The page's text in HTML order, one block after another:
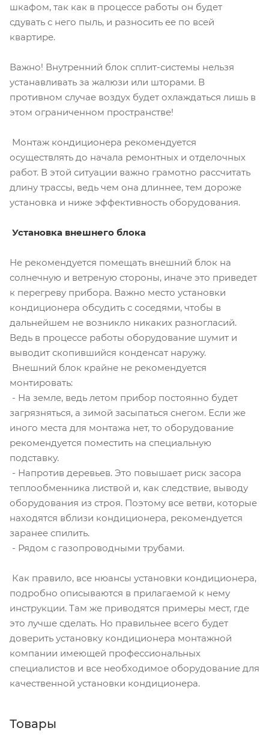
шкафом, так как в процессе работы он будет
сдувать с него пыль, и разносить ее по всей
квартире.
Важно! Внутренний блок сплит-системы нельзя
устанавливать за жалюзи или шторами. В
противном случае воздух будет охлаждаться лишь в
этом ограниченном пространстве!
Монтаж кондиционера рекомендуется
осуществлять до начала ремонтных и отделочных
работ. В этой ситуации важно грамотно рассчитать
длину трассы, ведь чем она длиннее, тем дороже
установка и ниже эффективность оборудования.
Установка внешнего блока
Не рекомендуется помещать внешний блок на
солнечную и ветреную стороны, иначе это приведет
к перегреву прибора. Важно место установки
кондиционера обсудить с соседями, чтобы в
дальнейшем не возникло никаких разногласий.
Ведь в процессе работы оборудование шумит и
выводит скопившийся конденсат наружу.
Внешний блок крайне не рекомендуется
монтировать:
- На земле, ведь летом прибор постоянно будет
загрязняться, а зимой засыпаться снегом. Если же
иного места для монтажа нет, то оборудование
рекомендуется поместить на специальную
подставку.
- Напротив деревьев. Это повышает риск засора
теплообменника листвой и, как следствие, выводу
оборудования из строя. Поэтому все ветви, которые
находятся вблизи кондиционера, рекомендуется
заранее спилить.
- Рядом с газопроводными трубами.
Как правило, все нюансы установки кондиционера,
подробно описываются в прилагаемой к нему
инструкции. Там же приводятся примеры мест, где
это лучше сделать. Но правильнее всего будет
доверить установку кондиционера монтажной
компании имеющей профессиональных
специалистов и все необходимое оборудование для
качественной установки кондиционера.
Товары